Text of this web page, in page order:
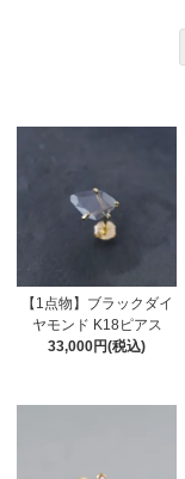
【1点物】ブラックダイ
ヤモンド K18ピアス
33,000円(税込)